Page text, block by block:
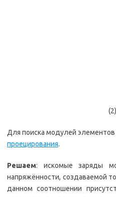
(2)
Для поиска модулей
проецирования.
Решаем: искомые заряды
напряжённости, создаваемой
данном соотношении